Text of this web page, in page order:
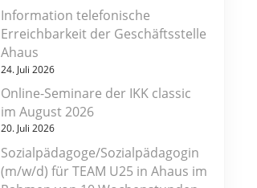
Information telefonische
Erreichbarkeit der Geschäftsstelle
Ahaus
24. Juli 2026
Online-Seminare der IKK classic
im August 2026
20. Juli 2026
Sozialpädagoge/Sozialpädagogin
(m/w/d) für TEAM U25 in Ahaus im